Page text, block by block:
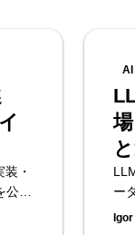
・
開
準
AI
ー
は